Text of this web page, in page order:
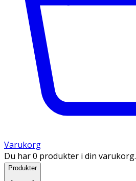
Varukorg
Du har 0 produkter i din varukorg.
Produkter